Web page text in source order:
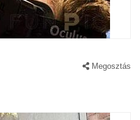
Megosztás